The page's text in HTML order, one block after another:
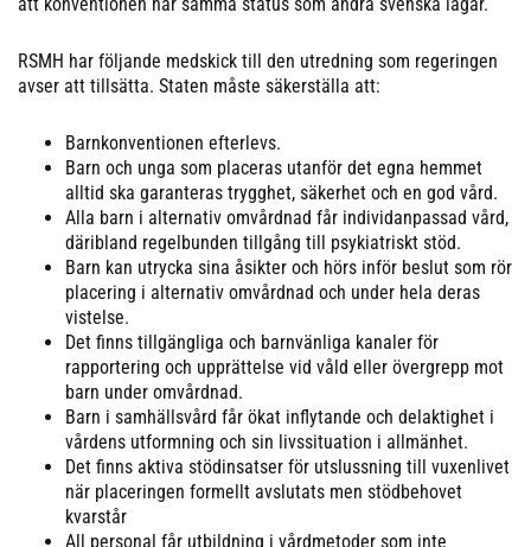
RSMH har följande medskick till den utredning som regeringen
avser att tillsätta. Staten måste säkerställa att:
Barnkonventionen efterlevs.
Barn och unga som placeras utanför det egna hemmet
alltid ska garanteras trygghet, säkerhet och en god vård.
Alla barn i alternativ omvårdnad får individanpassad vård,
däribland regelbunden tillgång till psykiatriskt stöd.
Barn kan utrycka sina åsikter och hörs inför beslut som rör
placering i alternativ omvårdnad och under hela deras
vistelse.
Det finns tillgängliga och barnvänliga kanaler för
rapportering och upprättelse vid våld eller övergrepp mot
barn under omvårdnad.
Barn i samhällsvård får ökat inflytande och delaktighet i
vårdens utformning och sin livssituation i allmänhet.
Det finns aktiva stödinsatser för utslussning till vuxenlivet
när placeringen formellt avslutats men stödbehovet
kvarstår
All personal får utbildning i vårdmetoder som inte